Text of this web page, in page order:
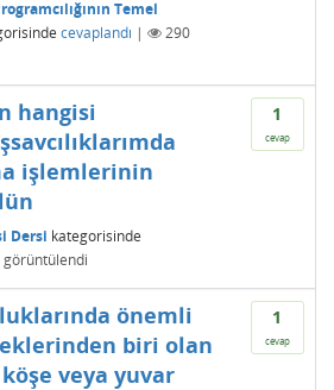
Temel
cevaplandı |
290
1
cevap
hangisi
işlemlerinin
Dersi kategorisinde
görüntülendi
1
cevap
önemli
biri olan
veya yuvar